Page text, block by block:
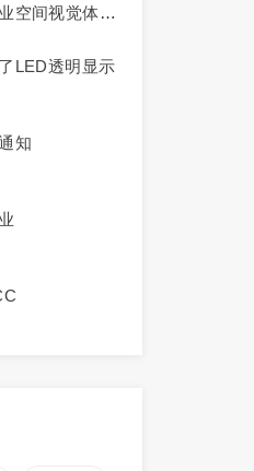
空间视觉体
LED透明显示
知